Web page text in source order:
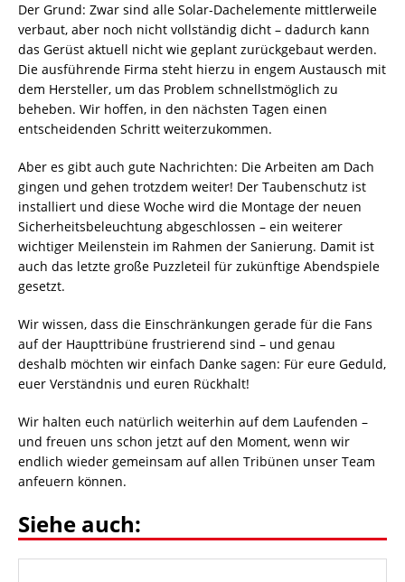
Der Grund: Zwar sind alle Solar-Dachelemente mittlerweile
verbaut, aber noch nicht vollständig dicht – dadurch kann
das Gerüst aktuell nicht wie geplant zurückgebaut werden.
Die ausführende Firma steht hierzu in engem Austausch mit
dem Hersteller, um das Problem schnellstmöglich zu
beheben. Wir hoffen, in den nächsten Tagen einen
entscheidenden Schritt weiterzukommen.
Aber es gibt auch gute Nachrichten: Die Arbeiten am Dach
gingen und gehen trotzdem weiter! Der Taubenschutz ist
installiert und diese Woche wird die Montage der neuen
Sicherheitsbeleuchtung abgeschlossen – ein weiterer
wichtiger Meilenstein im Rahmen der Sanierung. Damit ist
auch das letzte große Puzzleteil für zukünftige Abendspiele
gesetzt.
Wir wissen, dass die Einschränkungen gerade für die Fans
auf der Haupttribüne frustrierend sind – und genau
deshalb möchten wir einfach Danke sagen: Für eure Geduld,
euer Verständnis und euren Rückhalt!
Wir halten euch natürlich weiterhin auf dem Laufenden –
und freuen uns schon jetzt auf den Moment, wenn wir
endlich wieder gemeinsam auf allen Tribünen unser Team
anfeuern können.
Siehe auch: